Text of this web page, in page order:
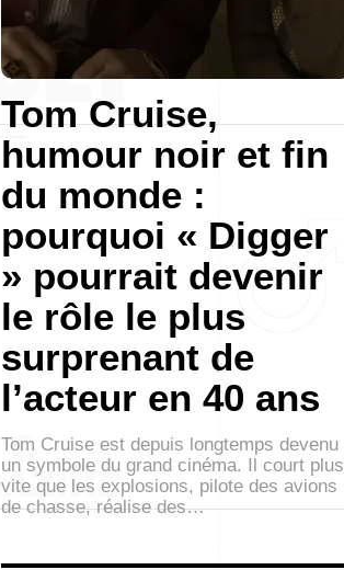
Tom Cruise,
humour noir et fin
du monde :
pourquoi « Digger
» pourrait devenir
le rôle le plus
surprenant de
l’acteur en 40 ans
Tom Cruise est depuis longtemps devenu
un symbole du grand cinéma. Il court plus
vite que les explosions, pilote des avions
de chasse, réalise des…